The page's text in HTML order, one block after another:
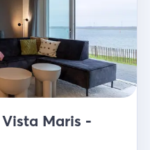
Maris -